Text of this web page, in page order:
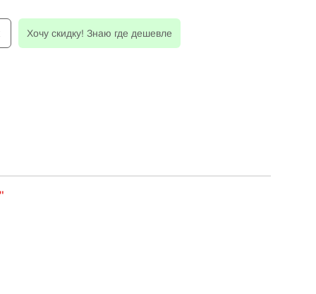
Хочу скидку! Знаю где дешевле